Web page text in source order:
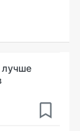
лучше